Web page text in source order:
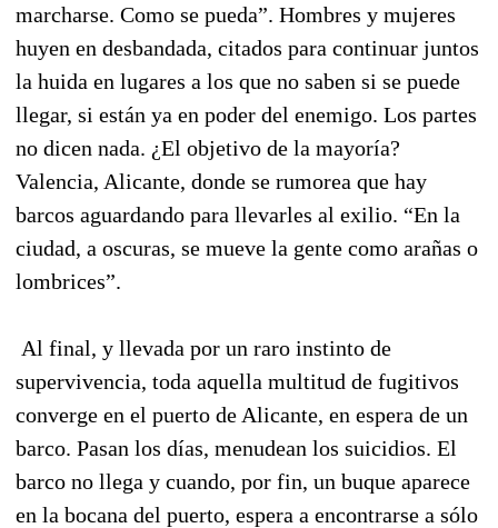
marcharse. Como se pueda”. Hombres y mujeres
huyen en desbandada, citados para continuar juntos
la huida en lugares a los que no saben si se puede
llegar, si están ya en poder del enemigo. Los partes
no dicen nada. ¿El objetivo de la mayoría?
Valencia, Alicante, donde se rumorea que hay
barcos aguardando para llevarles al exilio. “En la
ciudad, a oscuras, se mueve la gente como arañas o
lombrices”.
Al final, y llevada por un raro instinto de
supervivencia, toda aquella multitud de fugitivos
converge en el puerto de Alicante, en espera de un
barco. Pasan los días, menudean los suicidios. El
barco no llega y cuando, por fin, un buque aparece
en la bocana del puerto, espera a encontrarse a sólo